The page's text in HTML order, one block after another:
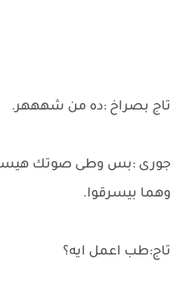
تاج بصراخ :ده من شهههر.
جورى :بس وطى صوتك
وهما بيسرقوا.
تاج:طب اعمل ايه؟